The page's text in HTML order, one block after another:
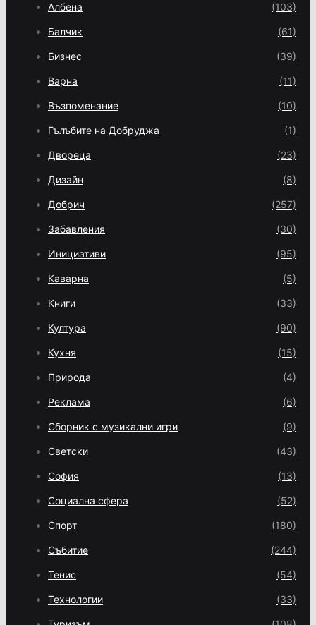
Албена (103)
Балчик (61)
Бизнес (39)
Варна (11)
Възпоменание (10)
Гълъбите на Добруджа (1)
Двореца (23)
Дизайн (8)
Добрич (257)
Забавления (30)
Инициативи (95)
Каварна (5)
Книги (33)
Култура (90)
Кухня (15)
Природа (4)
Реклама (6)
Сборник с музикални игри (9)
Светски (43)
София (13)
Социална сфера (52)
Спорт (180)
Събитие (244)
Тенис (54)
Технологии (33)